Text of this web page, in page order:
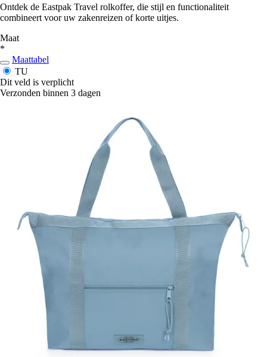
Ontdek de Eastpak Travel rolkoffer, die stijl en functionaliteit
combineert voor uw zakenreizen of korte uitjes.
Maat
*
Maattabel
TU
Dit veld is verplicht
Verzonden binnen 3 dagen